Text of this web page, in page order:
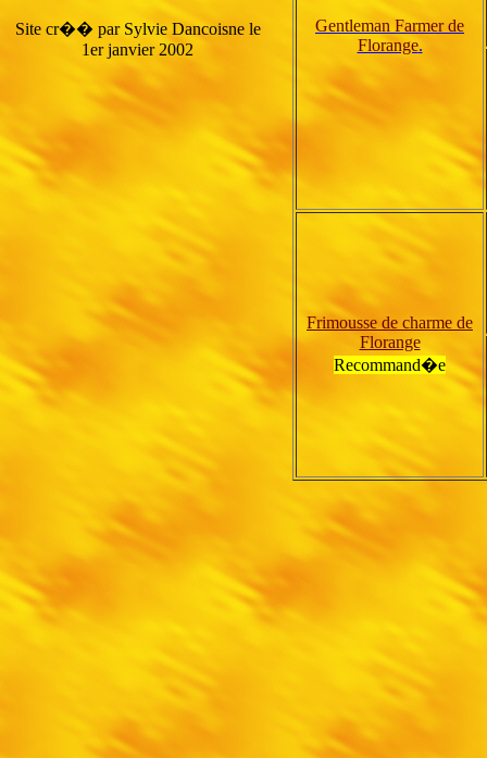
Site cr�� par Sylvie Dancoisne le
1er janvier 2002
Gentleman Farmer de
Florange.
Frimousse de charme de
Florange
Recommand�e